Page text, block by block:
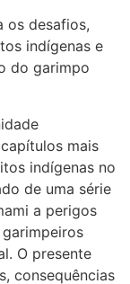
os desafios,
indígenas e
do garimpo
mais
indígenas no
de uma série
a perigos
O presente
consequências